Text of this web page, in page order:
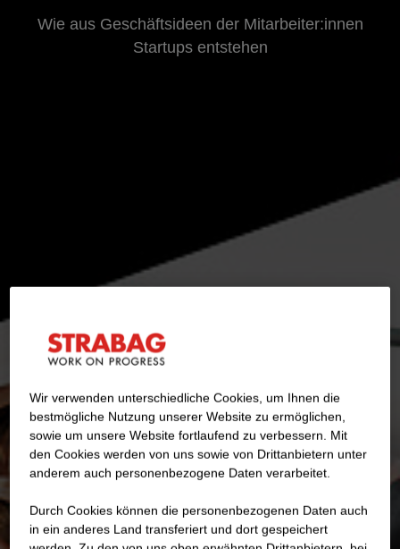
Wie aus Geschäftsideen der Mitarbeiter:innen
Startups entstehen
Wir verwenden unterschiedliche Cookies, um Ihnen die
best­mögliche Nutzung unserer Website zu ermöglichen,
sowie um unsere Website fortlaufend zu verbessern. Mit
den Cookies werden von uns sowie von Drittanbietern unter
anderem auch personenbezogene Daten verarbeitet.
Durch Cookies können die personenbezogenen Daten auch
in ein anderes Land transferiert und dort gespeichert